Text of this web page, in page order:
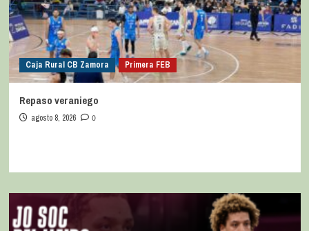
Caja Rural CB Zamora Primera FEB
Repaso veraniego
agosto 8, 2026 0